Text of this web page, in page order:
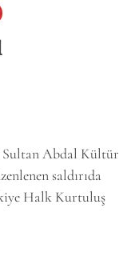
Sultan Abdal Kültür
saldırıda
Halk Kurtuluş